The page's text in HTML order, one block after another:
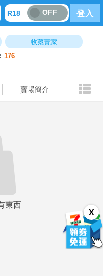
R18 OFF 登入
收藏賣家
176
賣場簡介
X
東西
賣場簡介